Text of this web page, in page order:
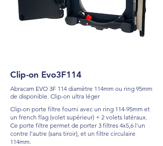
Clip-on Evo3F114
Abracam EVO 3F 114 diamètre 114mm ou ring 95mm
de disponible. Clip-on ultra léger
Clip-on porte filtre fourni avec un ring 114-95mm et
un french flag (volet supérieur) + 2 volets latéraux.
Ce porte filtre permet de porter 3 filtres 4x5,6 l'un
contre l'autre (sans tiroir), et un filtre circulaire
114mm.